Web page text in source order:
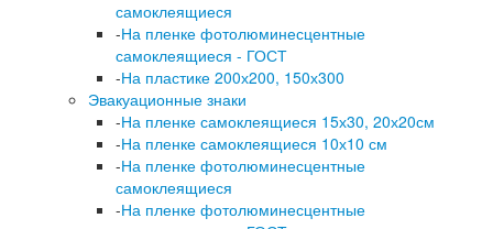
самоклеящиеся
-На пленке фотолюминесцентные
самоклеящиеся - ГОСТ
-На пластике 200х200, 150х300
Эвакуационные знаки
-На пленке самоклеящиеся 15х30, 20х20см
-На пленке самоклеящиеся 10х10 см
-На пленке фотолюминесцентные
самоклеящиеся
-На пленке фотолюминесцентные